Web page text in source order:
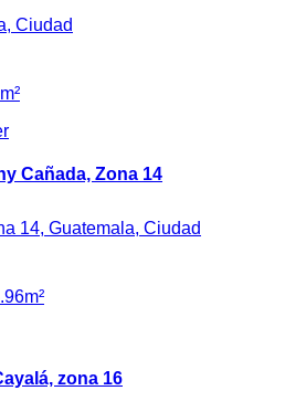
Ciudad
m²
Cañada, Zona 14
14, Guatemala, Ciudad
m²
zona 16